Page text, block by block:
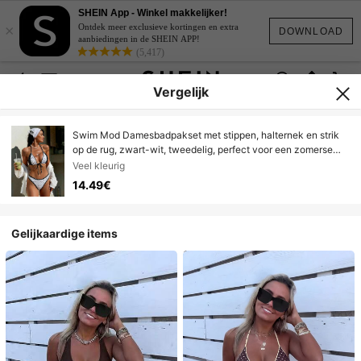
DOWNLOAD
×
SHEIN App - Winkel makkelijker!
Ontdek meer exclusieve kortingen en extra
aanbiedingen in de SHEIN APP!
(5,417)
Vergelijk
Swim Mod Damesbadpakset met stippen, halternek en strik
op de rug, zwart-wit, tweedelig, perfect voor een zomerse
strandvakantie.
Veel kleurig
14.49€
Gelijkaardige items